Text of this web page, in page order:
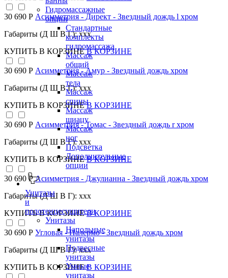
Гидромассажные
опции
Стандартные
комплекты
гидромассажа
Массаж
общий
Массаж
тела
Массаж
спины
Массаж
шиацу
Массаж
ног
Подсветка
Дополнительные
опции
Унитазы
и
полотенцесушители
Унитазы
Напольные
унитазы
Подвесные
унитазы
Умные
унитазы
30 690 Р Асимметрия - Директ - Звездный дождь l хром
Габариты (Д Ш В Г): xxx
КУПИТЬ В КОРЗИНЕ В КОРЗИНЕ
30 690 Р Асимметрия - Амур - Звездный дождь хром
Габариты (Д Ш В Г): xxx
КУПИТЬ В КОРЗИНЕ В КОРЗИНЕ
30 690 Р Асимметрия - Томас - Звездный дождь r хром
Габариты (Д Ш В Г): xxx
КУПИТЬ В КОРЗИНЕ В КОРЗИНЕ
30 690 РАсимметрия - Джулианна - Звездный дождь хром
Габариты (Д Ш В Г): xxx
КУПИТЬ В КОРЗИНЕ В КОРЗИНЕ
30 690 Р Угловая - Палермо - Звездный дождь хром
Габариты (Д Ш В Г): xxx
КУПИТЬ В КОРЗИНЕ В КОРЗИНЕ